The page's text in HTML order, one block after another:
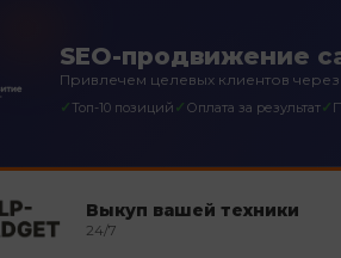
SEO-продвижение
Привлечем целевых клиентов
✓Топ-10 позиций ✓ Оплата за результат✓
Выкуп вашей техники
24/7